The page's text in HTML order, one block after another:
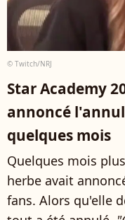
© Twitch/NRJ
Star Academy
annoncé
quelques mois
Quelques mois
herbe avait
fans. Alors qu'elle